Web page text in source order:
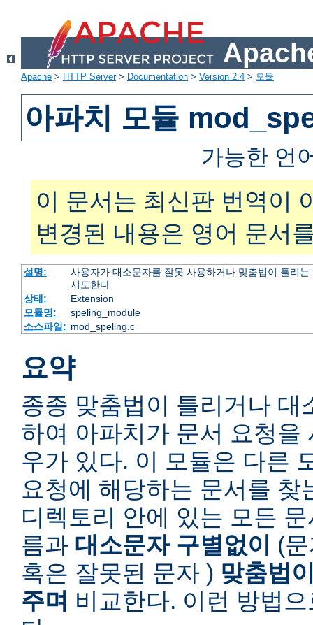
Apache > HTTP Server> Documentation > Version 2.4 > 모듈
아파치 모듈
가능한 언
이 문서는 최신판 번역이
변경된 내용은 영어 문서
설명:
사용자가 대소문자를 잘못 사용하거나 맞춤법이 틀리
시도한다
상태:
Extension
모듈명:
speling_module
소스파일: mod_speling.c
요약
종종 맞춤법이 틀리거나 대
하여 아파치가 문서 요청을
우가 있다. 이 모듈은 다른
요청에 해당하는 문서를 찾
디렉토리 안에 있는 모든
름과 대소문자 구별없이
(
혹은 잘못된 문자 ) 맞춤법
주며 비교한다. 이런 방법